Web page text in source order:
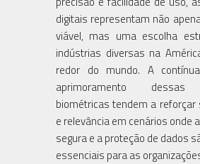
digitais representam não
viável, mas uma escolha
indústrias diversas na
redor do mundo. A
aprimoramento dessas
biométricas tendem a reforçar
e relevância em cenários onde
segura e a proteção de dados
essenciais para as